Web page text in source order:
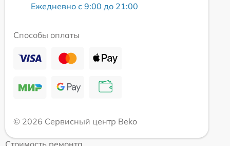
Ежедневно с 9:00 до 21:00
Способы оплаты
© 2026 Сервисный центр Beko